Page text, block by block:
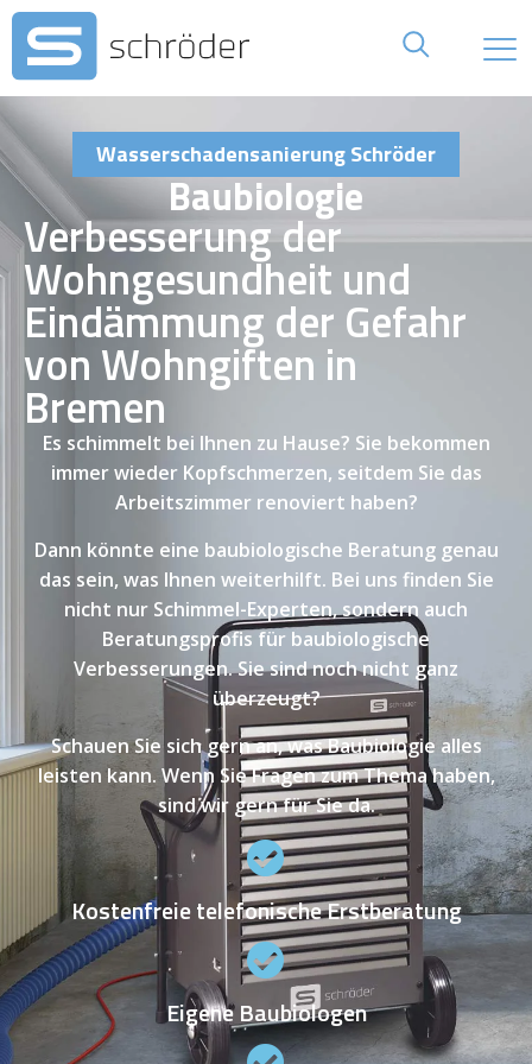
Wasserschadensanierung Schröder
Baubiologie
Verbesserung der
Wohngesundheit und
Eindämmung der Gefahr
von Wohngiften in
Bremen
Es schimmelt bei Ihnen zu Hause? Sie bekommen
immer wieder Kopfschmerzen, seitdem Sie das
Arbeitszimmer renoviert haben?
Dann könnte eine baubiologische Beratung genau
das sein, was Ihnen weiterhilft. Bei uns finden Sie
nicht nur Schimmel-Experten, sondern auch
Beratungsprofis für baubiologische
Verbesserungen. Sie sind noch nicht ganz
überzeugt?
Schauen Sie sich gern an, was Baubiologie alles
leisten kann. Wenn Sie Fragen zum Thema haben,
sind wir gern für Sie da.
Kostenfreie telefonische Erstberatung
Eigene Baubiologen